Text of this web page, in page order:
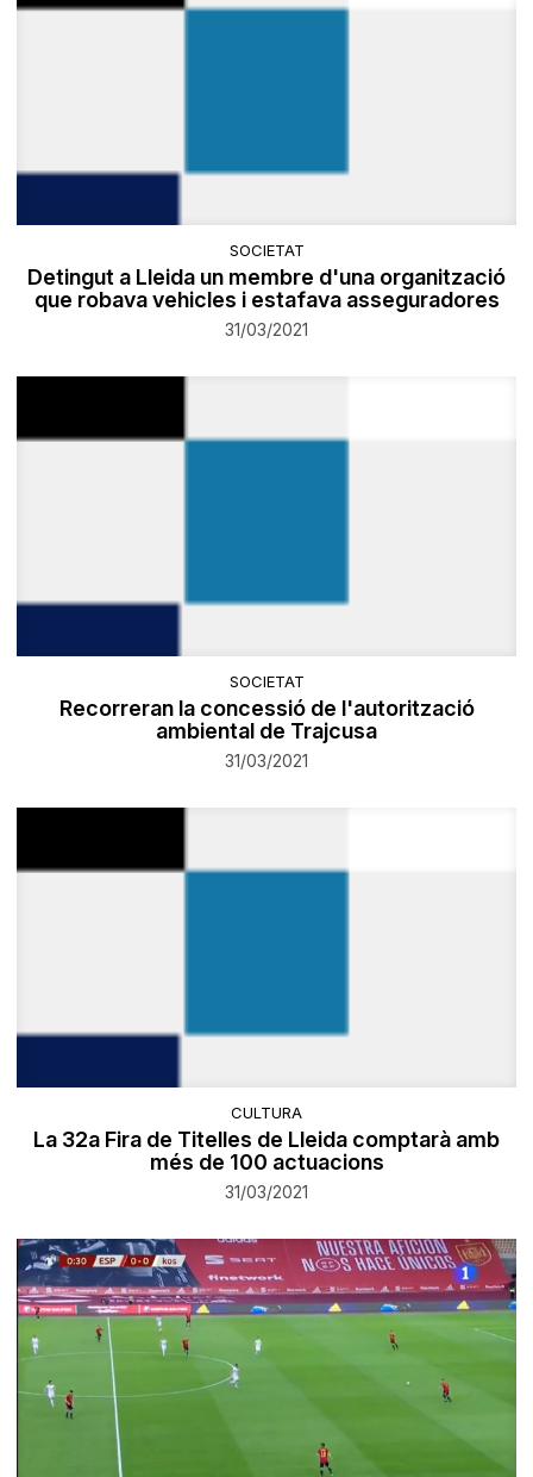
SOCIETAT
Detingut a Lleida un membre d'una organització
que robava vehicles i estafava asseguradores
31/03/2021
SOCIETAT
Recorreran la concessió de l'autorització
ambiental de Trajcusa
31/03/2021
CULTURA
La 32a Fira de Titelles de Lleida comptarà amb
més de 100 actuacions
31/03/2021